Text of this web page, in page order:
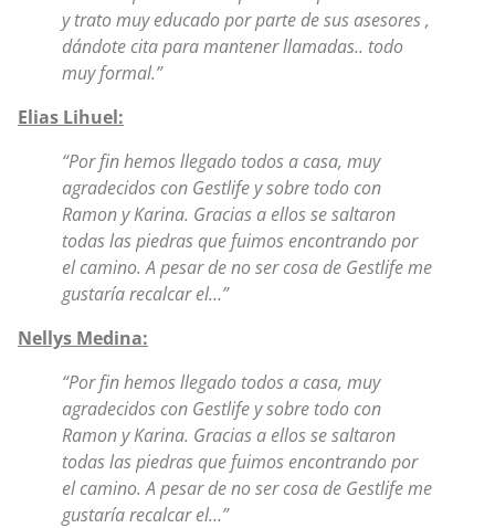
y trato muy educado por parte de sus asesores ,
dándote cita para mantener llamadas.. todo
muy formal.”
Elias Lihuel:
“Por fin hemos llegado todos a casa, muy
agradecidos con Gestlife y sobre todo con
Ramon y Karina. Gracias a ellos se saltaron
todas las piedras que fuimos encontrando por
el camino. A pesar de no ser cosa de Gestlife me
gustaría recalcar el…”
Nellys Medina:
“Por fin hemos llegado todos a casa, muy
agradecidos con Gestlife y sobre todo con
Ramon y Karina. Gracias a ellos se saltaron
todas las piedras que fuimos encontrando por
el camino. A pesar de no ser cosa de Gestlife me
gustaría recalcar el…”